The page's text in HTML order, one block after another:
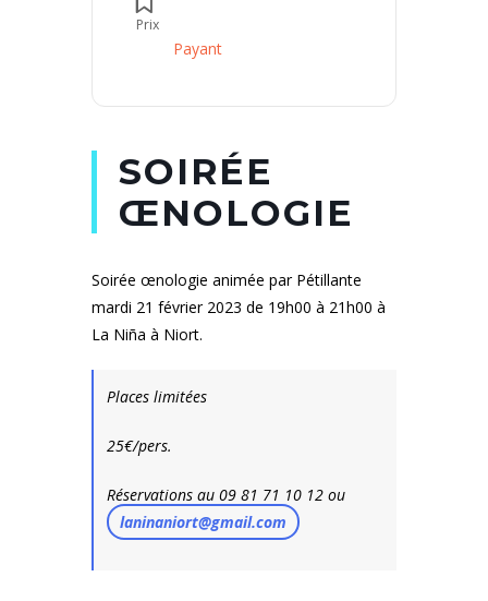
Prix
Payant
SOIRÉE
ŒNOLOGIE
Soirée œnologie animée par Pétillante
mardi 21 février 2023 de 19h00 à 21h00 à
La Niña à Niort.
Places limitées
25€/pers.
Réservations au 09 81 71 10 12 ou
laninaniort@gmail.com